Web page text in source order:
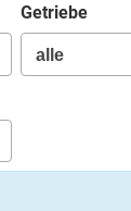
Getriebe